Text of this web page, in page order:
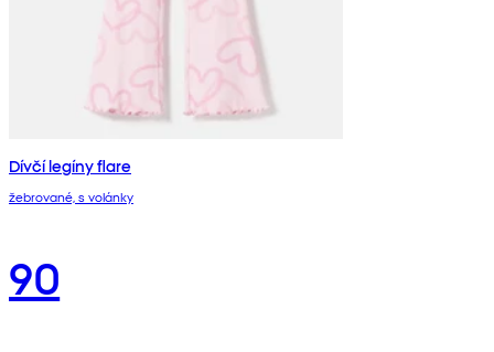
Dívčí legíny flare
žebrované, s volánky
90